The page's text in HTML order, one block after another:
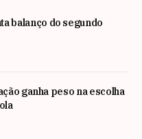
balanço do segundo
ganha peso na escolha